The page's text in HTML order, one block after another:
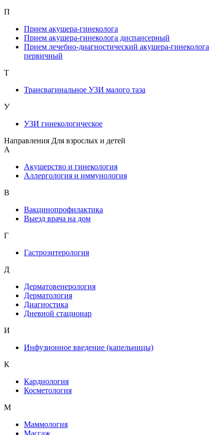
П
Прием акушера-гинеколога
Прием акушера-гинеколога диспансерный
Прием лечебно-диагностический акушера-гинеколога
первичный
Т
Трансвагинальное УЗИ малого таза
У
УЗИ гинекологическое
Направления Для взрослых и детей
А
Акушерство и гинекология
Аллергология и иммунология
В
Вакцинопрофилактика
Выезд врача на дом
Г
Гастроэнтерология
Д
Дерматовенерология
Дерматология
Диагностика
Дневной стационар
И
Инфузионное введение (капельницы)
К
Кардиология
Косметология
М
Маммология